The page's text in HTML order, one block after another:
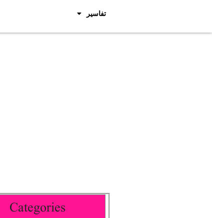
تفاسیر
Categories